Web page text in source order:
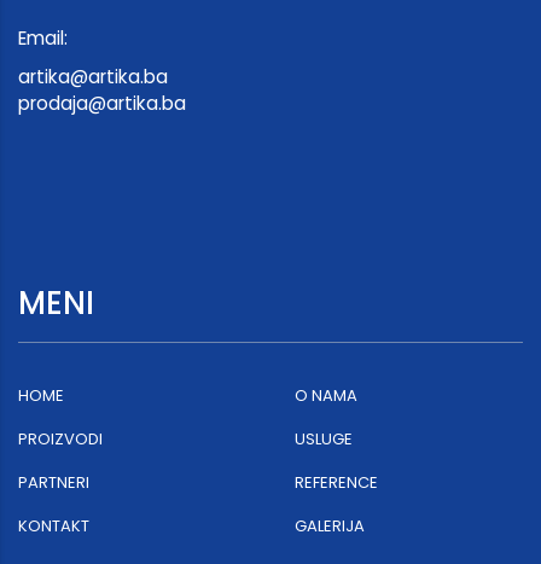
Email:
artika@artika.ba
prodaja@artika.ba
MENI
HOME
O NAMA
PROIZVODI
USLUGE
PARTNERI
REFERENCE
KONTAKT
GALERIJA